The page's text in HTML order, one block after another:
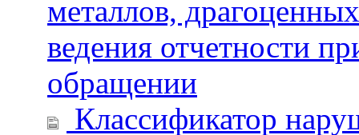
металлов,
ведения отчетности
обращении
Классификатор